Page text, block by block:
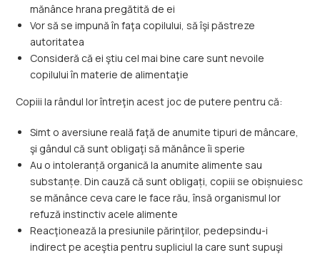
mănânce hrana pregătită de ei
Vor să se impună în faţa copilului, să îşi păstreze
autoritatea
Consideră că ei ştiu cel mai bine care sunt nevoile
copilului în materie de alimentaţie
Copiii la rândul lor întreţin acest joc de putere pentru că:
Simt o aversiune reală faţă de anumite tipuri de mâncare,
şi gândul că sunt obligaţi să mănânce îi sperie
Au o intoleranță organică la anumite alimente sau
substanțe. Din cauză că sunt obligați, copiii se obișnuiesc
se mănânce ceva care le face rău, însă organismul lor
refuză instinctiv acele alimente
Reacţionează la presiunile părinţilor, pedepsindu-i
indirect pe aceştia pentru supliciul la care sunt supuşi